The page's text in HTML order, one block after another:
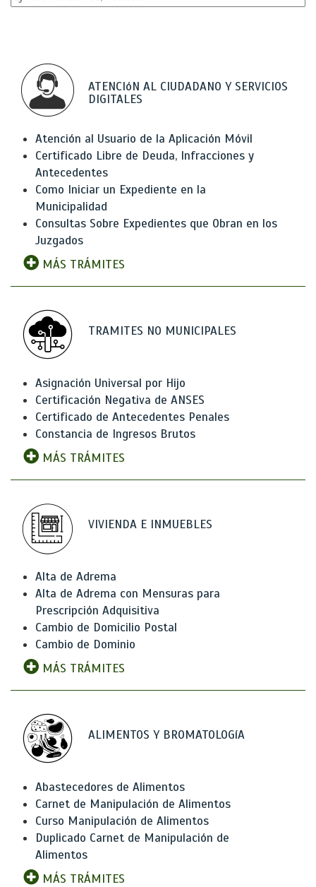
ATENCIóN AL CIUDADANO Y SERVICIOS
DIGITALES
Atención al Usuario de la Aplicación Móvil
Certificado Libre de Deuda, Infracciones y
Antecedentes
Como Iniciar un Expediente en la
Municipalidad
Consultas Sobre Expedientes que Obran en los
Juzgados
MÁS TRÁMITES
TRAMITES NO MUNICIPALES
Asignación Universal por Hijo
Certificación Negativa de ANSES
Certificado de Antecedentes Penales
Constancia de Ingresos Brutos
MÁS TRÁMITES
VIVIENDA E INMUEBLES
Alta de Adrema
Alta de Adrema con Mensuras para
Prescripción Adquisitiva
Cambio de Domicilio Postal
Cambio de Dominio
MÁS TRÁMITES
ALIMENTOS Y BROMATOLOGíA
Abastecedores de Alimentos
Carnet de Manipulación de Alimentos
Curso Manipulación de Alimentos
Duplicado Carnet de Manipulación de
Alimentos
MÁS TRÁMITES